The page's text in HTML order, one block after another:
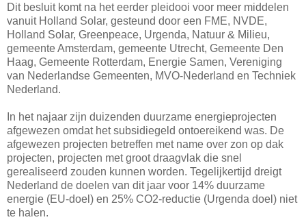
Dit besluit komt na het eerder pleidooi voor meer middelen
vanuit Holland Solar, gesteund door een FME, NVDE,
Holland Solar, Greenpeace, Urgenda, Natuur & Milieu,
gemeente Amsterdam, gemeente Utrecht, Gemeente Den
Haag, Gemeente Rotterdam, Energie Samen, Vereniging
van Nederlandse Gemeenten, MVO-Nederland en Techniek
Nederland.
In het najaar zijn duizenden duurzame energieprojecten
afgewezen omdat het subsidiegeld ontoereikend was. De
afgewezen projecten betreffen met name over zon op dak
projecten, projecten met groot draagvlak die snel
gerealiseerd zouden kunnen worden. Tegelijkertijd dreigt
Nederland de doelen van dit jaar voor 14% duurzame
energie (EU-doel) en 25% CO2-reductie (Urgenda doel) niet
te halen.